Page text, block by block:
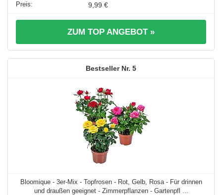
9,99 €
ZUM TOP ANGEBOT »
5
Bloomique - 3er-Mix - Topfrosen - Rot, Gelb, Rosa - Für drinnen
und draußen geeignet - Zimmerpflanzen - Gartenpfl ...